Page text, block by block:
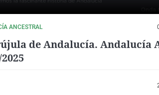
ANCESTRAL
de Andalucía. Andalucía